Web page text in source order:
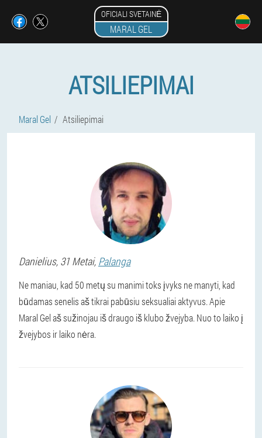
OFICIALI SVETAINĖ
MARAL GEL
ATSILIEPIMAI
Maral Gel Atsiliepimai
Danielius, 31 Metai, Palanga
Ne maniau, kad 50 metų su manimi toks įvyks ne manyti, kad
būdamas senelis aš tikrai pabūsiu seksualiai aktyvus. Apie
Maral Gel aš sužinojau iš draugo iš klubo žvejyba. Nuo to laiko į
žvejybos ir laiko nėra.